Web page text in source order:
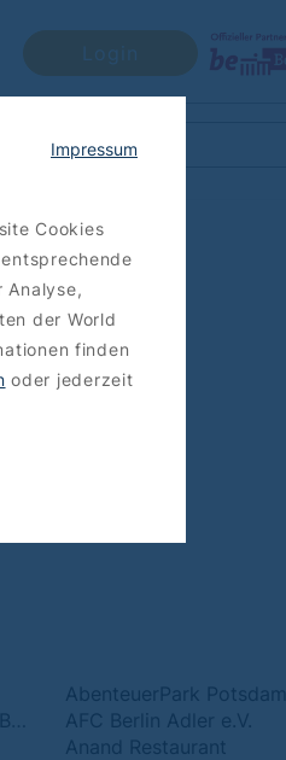
Login
AbenteuerPark Potsdam
AFC Berlin Adler e.V.
Anand Restaurant
Impressum
Cookies
Analyse,
der World
finden
oder jederzeit